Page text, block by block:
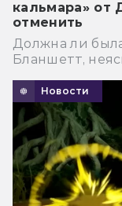
кальмара» от
отменить
Должна ли
Бланшетт,
Новости